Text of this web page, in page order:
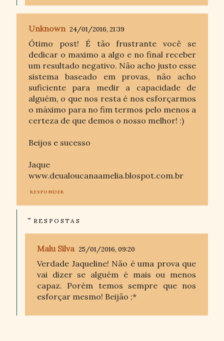
Unknown 24/01/2016, 21:39
Ótimo post! É tão frustrante você se
dedicar o maximo a algo e no final receber
um resultado negativo. Não acho justo esse
sistema baseado em provas, não acho
suficiente para medir a capacidade de
alguém, o que nos resta é nos esforçarmos
o máximo para no fim termos pelo menos a
certeza de que demos o nosso melhor! :)
Beijos e sucesso
Jaque
www.deualoucanaamelia.blospot.com.br
RESPONDER
RESPOSTAS
Malu Silva 25/01/2016, 09:20
Verdade Jaqueline! Não é uma prova que
vai dizer se alguém é mais ou menos
capaz. Porém temos sempre que nos
esforçar mesmo! Beijão ;*